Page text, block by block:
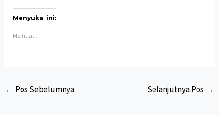
Menyukai ini:
Memuat...
Post
← Pos Sebelumnya Selanjutnya Pos →